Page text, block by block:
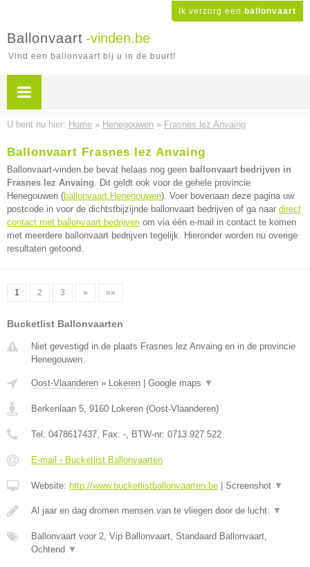
Ik verzorg een ballonvaart
Ballonvaart -vinden.be
Vind een ballonvaart bij u in de buurt!
U bent nu hier: Home » Henegouwen » Frasnes lez Anvaing
Ballonvaart Frasnes lez Anvaing
Ballonvaart-vinden.be bevat helaas nog geen ballonvaart bedrijven in
Frasnes lez Anvaing. Dit geldt ook voor de gehele provincie
Henegouwen (ballonvaart Henegouwen). Voer bovenaan deze pagina uw
postcode in voor de dichtstbijzijnde ballonvaart bedrijven of ga naar direct
contact met ballonvaart bedrijven om via één e-mail in contact te komen
met meerdere ballonvaart bedrijven tegelijk. Hieronder worden nu overige
resultaten getoond.
1 2 3 » »»
Bucketlist Ballonvaarten
Niet gevestigd in de plaats Frasnes lez Anvaing en in de provincie
Henegouwen.
Oost-Vlaanderen » Lokeren Google maps ▼
Berkenlaan 5, 9160 Lokeren (Oost-Vlaanderen)
Tel: 0478617437, Fax: -, BTW-nr: 0713.927.522
E-mail › Bucketlist Ballonvaarten
Website: http://www.bucketlistballonvaarten.be Screenshot ▼
Al jaar en dag dromen mensen van te vliegen door de lucht. ▼
Ballonvaart voor 2, Vip Ballonvaart, Standaard Ballonvaart,
Ochtend ▼